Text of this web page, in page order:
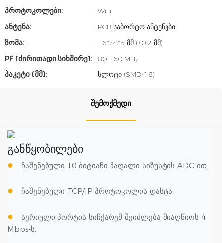
Პროტოკოლები:
WiFi
Ანტენა:
PCB საბორტო ანტენები
Ზომა:
16*24*3 მმ (±0.2 მმ)
PF (ძირითადი Სიხშირე):
80-160 MHz
Პაკეტი (მმ):
სლოტი (SMD-16)
Შემოქმედი
განწყობილები
● ჩაშენებული 10 ბიტიანი მაღალი სიზუსტის ADC-ით.
● ჩაშენებული TCP/IP პროტოკოლის დასტა.
●
სერიული პორტის სიჩქარემ შეიძლება მიაღწიოს 4
Mbps-ს.